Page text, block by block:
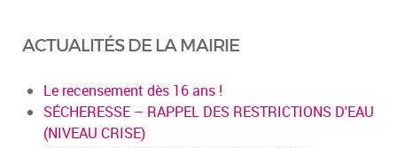
ACTUALITÉS DE LA MAIRIE
Le recensement dès 16 ans !
SÉCHERESSE – RAPPEL DES RESTRICTIONS D'EAU
(NIVEAU CRISE)